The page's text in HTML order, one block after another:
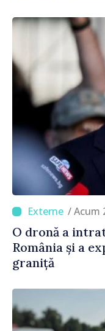
/
O dronă a
România și a
graniță